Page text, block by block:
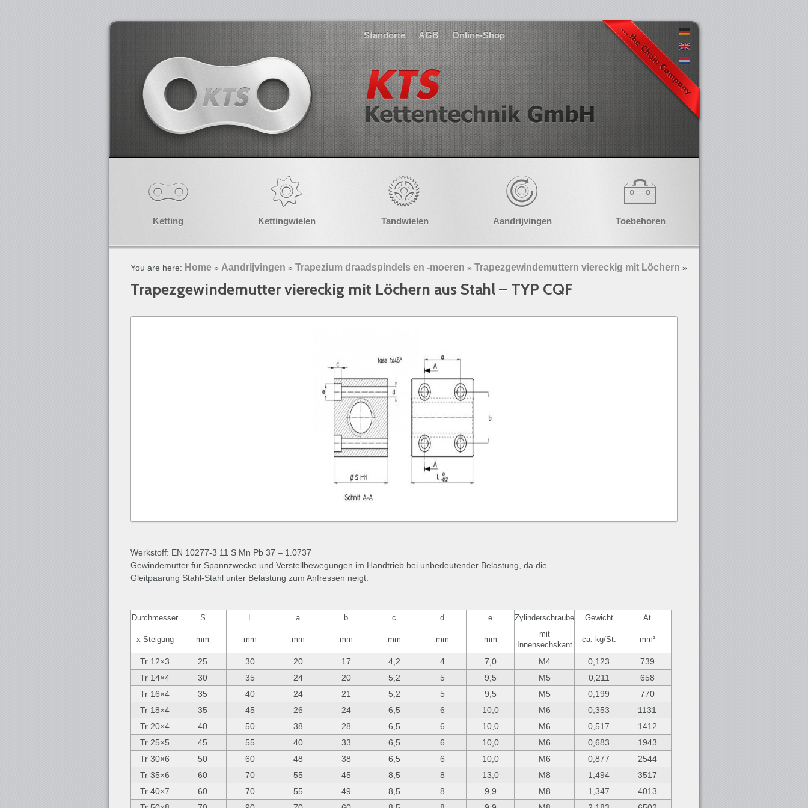
Standorte AGB Online-Shop
Ketting Kettingwielen Tandwielen Aandrijvingen Toebehoren
You are here: Home » Aandrijvingen » Trapezium draadspindels en -moeren » Trapezgewindemuttern viereckig mit Löchern »
Trapezgewindemutter viereckig mit Löchern aus Stahl – TYP CQF
Werkstoff: EN 10277-3 11 S Mn Pb 37 – 1.0737
Gewindemutter für Spannzwecke und Verstellbewegungen im Handtrieb bei unbedeutender Belastung, da die
Gleitpaarung Stahl-Stahl unter Belastung zum Anfressen neigt.
Durchmesser S L a b c d e Zylinderschraube Gewicht At
x Steigung mm mm mm mm mm mm mm
mit
Innensechskant
ca. kg/St. mm²
Tr 12×3 25 30 20 17 4,2 4 7,0 M4 0,123
739
Tr 14×4
30 35 24 20 5,2 5 9,5 M5 0,211
658
Tr 16×4
35 40 24 21 5,2 5 9,5 M5 0,199
770
Tr 18×4
35 45 26 24 6,5 6 10,0 M6 0,353
1131
Tr 20×4
40 50 38 28 6,5 6 10,0 M6 0,517
1412
Tr 25×5
45 55 40 33 6,5 6 10,0 M6 0,683
1943
Tr 30×6
50 60 48 38 6,5 6 10,0 M6 0,877
2544
Tr 35×6
60 70 55 45 8,5 8 13,0 M8 1,494
3517
Tr 40×7
60 70 55 49 8,5 8 9,9 M8 1,347
4013